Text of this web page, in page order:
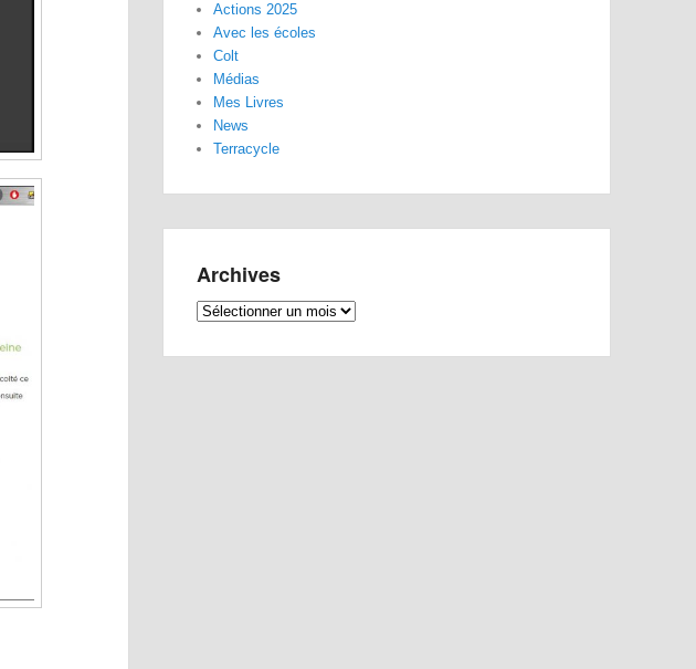
Actions 2025
Avec les écoles
Colt
Médias
Mes Livres
News
Terracycle
Archives
Archives